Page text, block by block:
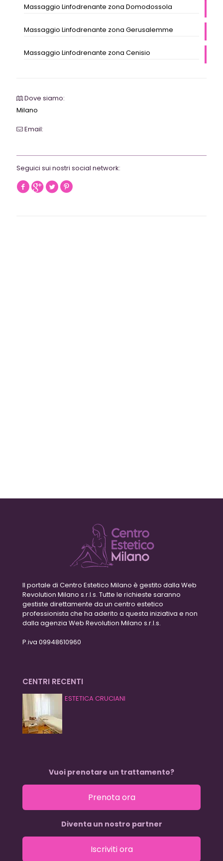
Massaggio Linfodrenante zona Domodossola
Massaggio Linfodrenante zona Gerusalemme
Massaggio Linfodrenante zona Cenisio
Dove siamo:
Milano
Email:
Seguici sui nostri social network:
Il portale di Centro Estetico Milano è gestito dalla Web
Revolution Milano s.r.l.s. Tutte le richieste saranno
gestiste direttamente da un centro estetico
professionista che ha aderito a questa iniziativa e non
dalla agenzia Web Revolution Milano s.r.l.s.
P.iva 09948610960
CENTRI RECENTI
ESTETICA CRUCIANI
Vuoi prenotare un trattamento?
Prenota ora
Diventa un nostro partner
Iscriviti ora